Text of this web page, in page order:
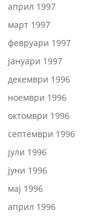
април 1997
март 1997
февруари 1997
јануари 1997
декември 1996
ноември 1996
октомври 1996
септември 1996
јули 1996
јуни 1996
мај 1996
април 1996